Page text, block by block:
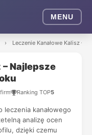
MENU
› Leczenie Kanałowe Kalisz –
– Najlepsze
firm Ranking TOP5
kanałowego
analizę ocen
dzięki czemu